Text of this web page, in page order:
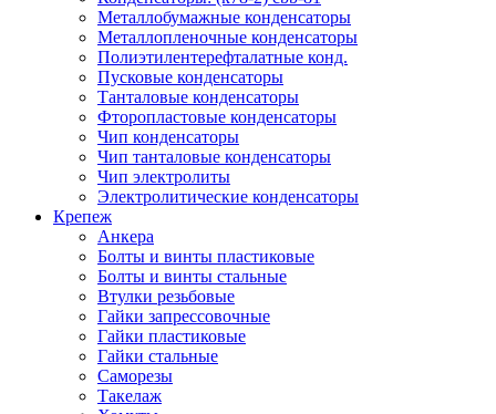
Металлобумажные конденсаторы
Металлопленочные конденсаторы
Полиэтилентерефталатные конд.
Пусковые конденсаторы
Танталовые конденсаторы
Фторопластовые конденсаторы
Чип конденсаторы
Чип танталовые конденсаторы
Чип электролиты
Электролитические конденсаторы
Крепеж
Анкера
Болты и винты пластиковые
Болты и винты стальные
Втулки резьбовые
Гайки запрессовочные
Гайки пластиковые
Гайки стальные
Саморезы
Такелаж